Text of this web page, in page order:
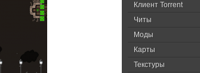
Клиент Torrent
Читы
Моды
Карты
Текстуры